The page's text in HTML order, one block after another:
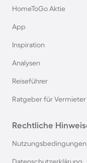
Ferienhäuser &
Ferienhäuser &
Nordsee
Kroatien
Ferienhäuser &
Allgäu
HomeToGo Aktie
App
Inspiration
Analysen
Reiseführer
Ratgeber für Vermieter
Rechtliche
Nutzungsbedingungen